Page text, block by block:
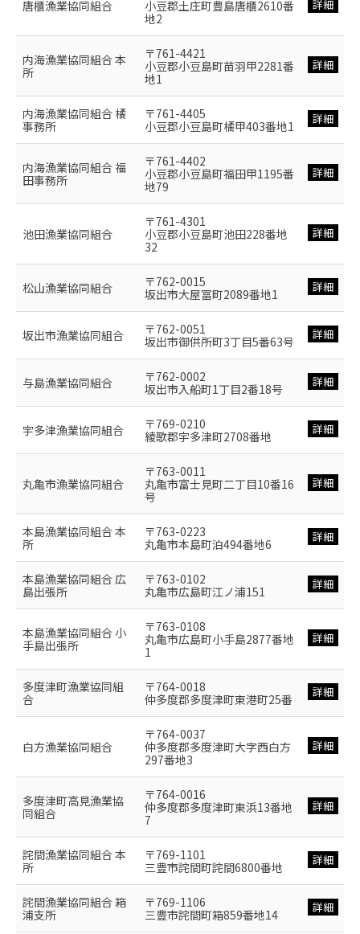
唐櫃漁業協同組合
小豆郡土庄町豊島唐櫃2610番
地2
詳細
内海漁業協同組合 本
所
〒761-4421
小豆郡小豆島町苗羽甲2281番
地1
詳細
内海漁業協同組合 橘
事務所
〒761-4405
小豆郡小豆島町橘甲403番地1
詳細
内海漁業協同組合 福
田事務所
〒761-4402
小豆郡小豆島町福田甲1195番
地79
詳細
池田漁業協同組合
〒761-4301
小豆郡小豆島町池田228番地
32
詳細
松山漁業協同組合
〒762-0015
坂出市大屋冨町2089番地1
詳細
坂出市漁業協同組合
〒762-0051
坂出市御供所町3丁目5番63号
詳細
与島漁業協同組合
〒762-0002
坂出市入船町1丁目2番18号
詳細
宇多津漁業協同組合
〒769-0210
綾歌郡宇多津町2708番地
詳細
丸亀市漁業協同組合
〒763-0011
丸亀市富士見町二丁目10番16
号
詳細
本島漁業協同組合 本
所
〒763-0223
丸亀市本島町泊494番地6
詳細
本島漁業協同組合 広
島出張所
〒763-0102
丸亀市広島町江ノ浦151
詳細
本島漁業協同組合 小
手島出張所
〒763-0108
丸亀市広島町小手島2877番地
1
詳細
多度津町漁業協同組
合
〒764-0018
仲多度郡多度津町東港町25番
詳細
白方漁業協同組合
〒764-0037
仲多度郡多度津町大字西白方
297番地3
詳細
多度津町高見漁業協
同組合
〒764-0016
仲多度郡多度津町東浜13番地
7
詳細
詫間漁業協同組合 本
所
〒769-1101
三豊市詫間町詫間6800番地
詳細
詫間漁業協同組合 箱
浦支所
〒769-1106
三豊市詫間町箱859番地14
詳細